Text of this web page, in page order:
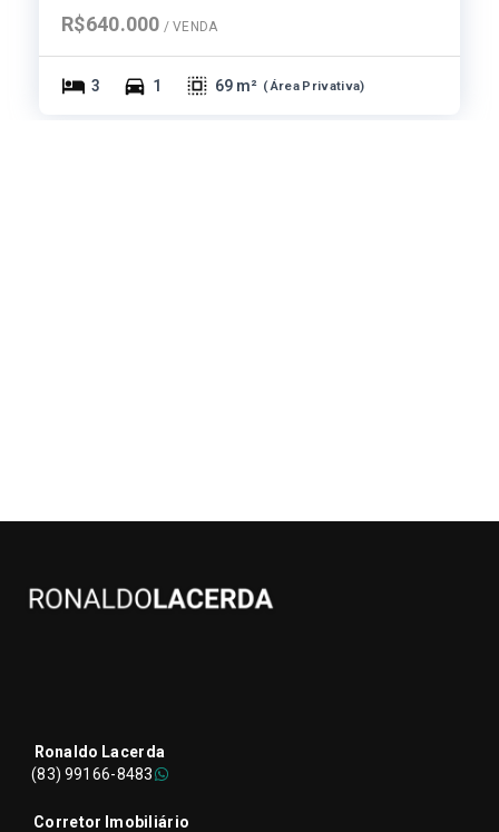
R$640.000 / VENDA
3 1 69 m² (Área Privativa)
Ronaldo Lacerda
(83) 99166-8483
Corretor Imobiliário